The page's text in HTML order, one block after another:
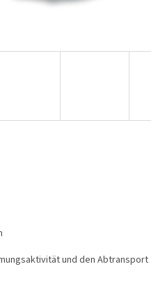
und den Abtransport